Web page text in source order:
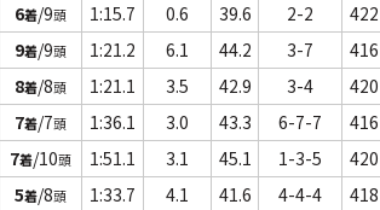
6着/9頭 1:15.7 0.6 39.6 2-2 422
9着/9頭 1:21.2 6.1 44.2 3-7 416
8着/8頭 1:21.1 3.5 42.9 3-4 420
7着/7頭 1:36.1 3.0 43.3 6-7-7 416
7着/10頭 1:51.1 3.1 45.1 1-3-5 420
5着/8頭 1:33.7 4.1 41.6 4-4-4 418